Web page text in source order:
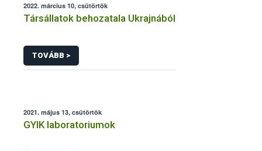
2022. március 10, csütörtök
Társállatok behozatala Ukrajnából
TOVÁBB >
2021. május 13, csütörtök
GYIK laboratoriumok